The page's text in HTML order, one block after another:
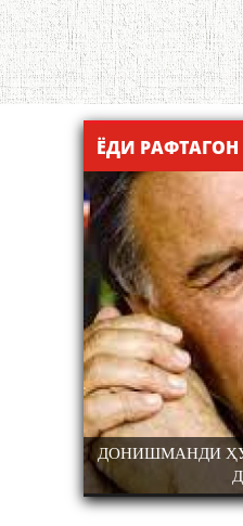
ЁДИ РАФТАГОН
АДАБИЁТИ БА
АМИТ БА